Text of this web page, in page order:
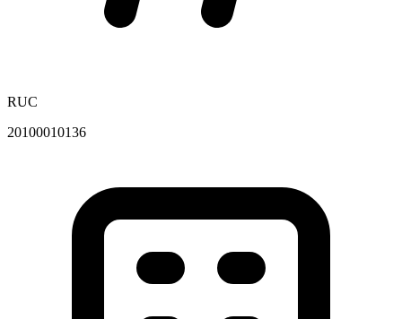
RUC
20100010136